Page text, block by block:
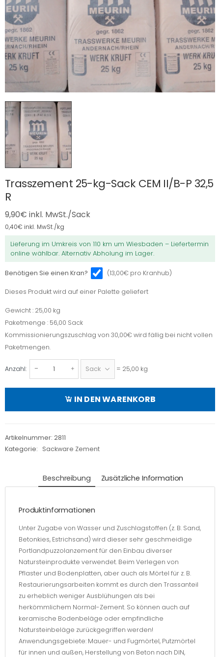
Trasszement 25-kg-Sack CEM II/B-P 32,5
R
9,90€ inkl. MwSt./Sack
0,40€ inkl. MwSt./kg
Lieferung im Umkreis von 110 km um Wiesbaden – Liefertermin
online wählbar. Alternativ Abholung im Lager.
Benötigen Sie einen Kran? (13,00€ pro Kranhub)
Produkt
wird
auf
einer
geliefert
Dieses Produkt wird auf einer Palette geliefert
Gewicht : 25,00 kg
Paketmenge
Paketmenge : 56,00 Sack
Kommissionierungszuschlag von 30,00€ wird fällig bei nicht vollen
Paketmengen.
= 25,00 kg
Anzahl:
Trasszement
Menge
IN DEN WARENKORB
Artikelnummer: 2811
Kategorie:
Sackware Zement
Beschreibung Zusätzliche Information
Produktinformationen
Unter Zugabe von Wasser und Zuschlagstoffen (z. B. Sand,
Betonkies, Estrichsand) wird dieser sehr geschmeidige
Portlandpuzzolanzement für den Einbau diverser
Natursteinprodukte verwendet. Beim Verlegen von
Pflaster und Bodenplatten, aber auch als Mörtel für z. B.
Restaurierungsarbeiten kommt es durch den Trassanteil
zu erheblich weniger Ausblühungen als bei
herkömmlichem Normal-Zement. So können auch auf
keramische Bodenbeläge oder empfindliche
Natursteinbeläge zurückgegriffen werden!
Anwendungsgebiete: Mauer- und Fugmörtel, Putzmörtel
für innen und außen, Herstellung von Beton nach DIN,